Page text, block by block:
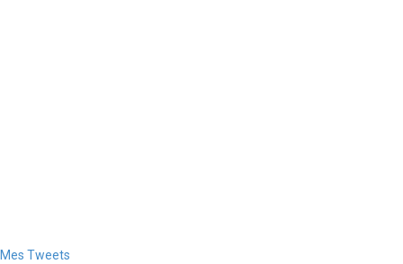
Mes Tweets